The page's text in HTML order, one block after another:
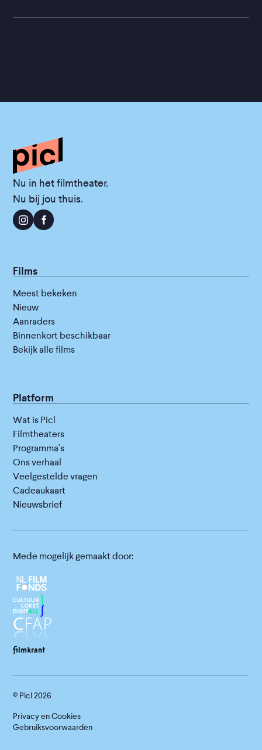
Nu in het filmtheater.
Nu bij jou thuis.
Films
Meest bekeken
Nieuw
Aanraders
Binnenkort beschikbaar
Bekijk alle films
Platform
Wat is Picl
Filmtheaters
Programma's
Ons verhaal
Veelgestelde vragen
Cadeaukaart
Nieuwsbrief
Mede mogelijk gemaakt door:
© Picl2026
Privacy en Cookies
Gebruiksvoorwaarden